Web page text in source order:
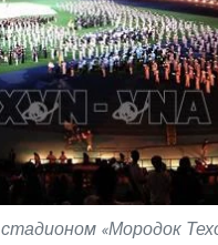
«Мородок